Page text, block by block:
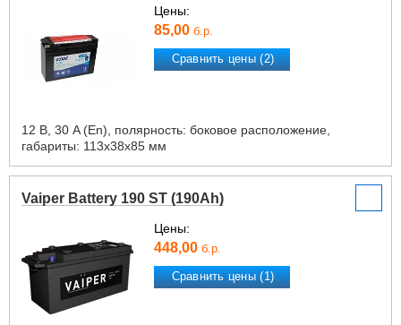
Цены:
85,00 б.р.
Сравнить цены (2)
12 В, 30 A (En), полярность: боковое расположение,
габариты: 113х38х85 мм
Vaiper Battery 190 ST (190Ah)
Цены:
448,00 б.р.
Сравнить цены (1)